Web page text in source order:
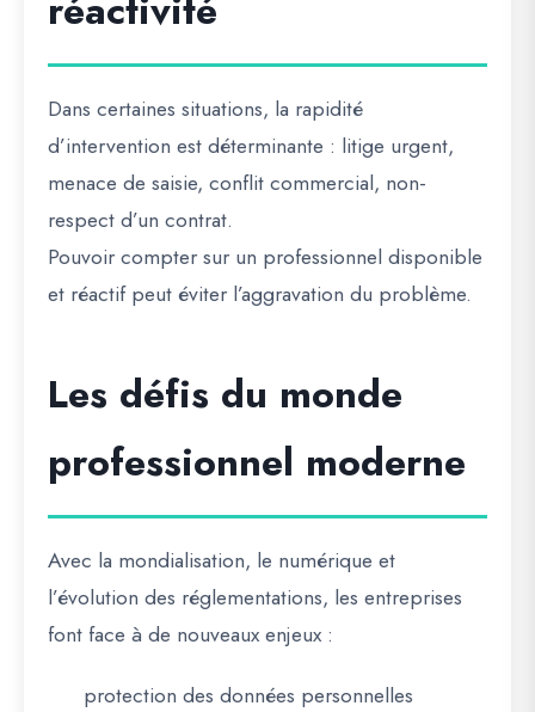
Dans certaines situations, la rapidité
d’intervention est déterminante : litige urgent,
menace de saisie, conflit commercial, non-
respect d’un contrat.
Pouvoir compter sur un professionnel disponible
et réactif peut éviter l’aggravation du problème.
Les défis du monde
professionnel moderne
Avec la mondialisation, le numérique et
l’évolution des réglementations, les entreprises
font face à de nouveaux enjeux :
protection des données personnelles